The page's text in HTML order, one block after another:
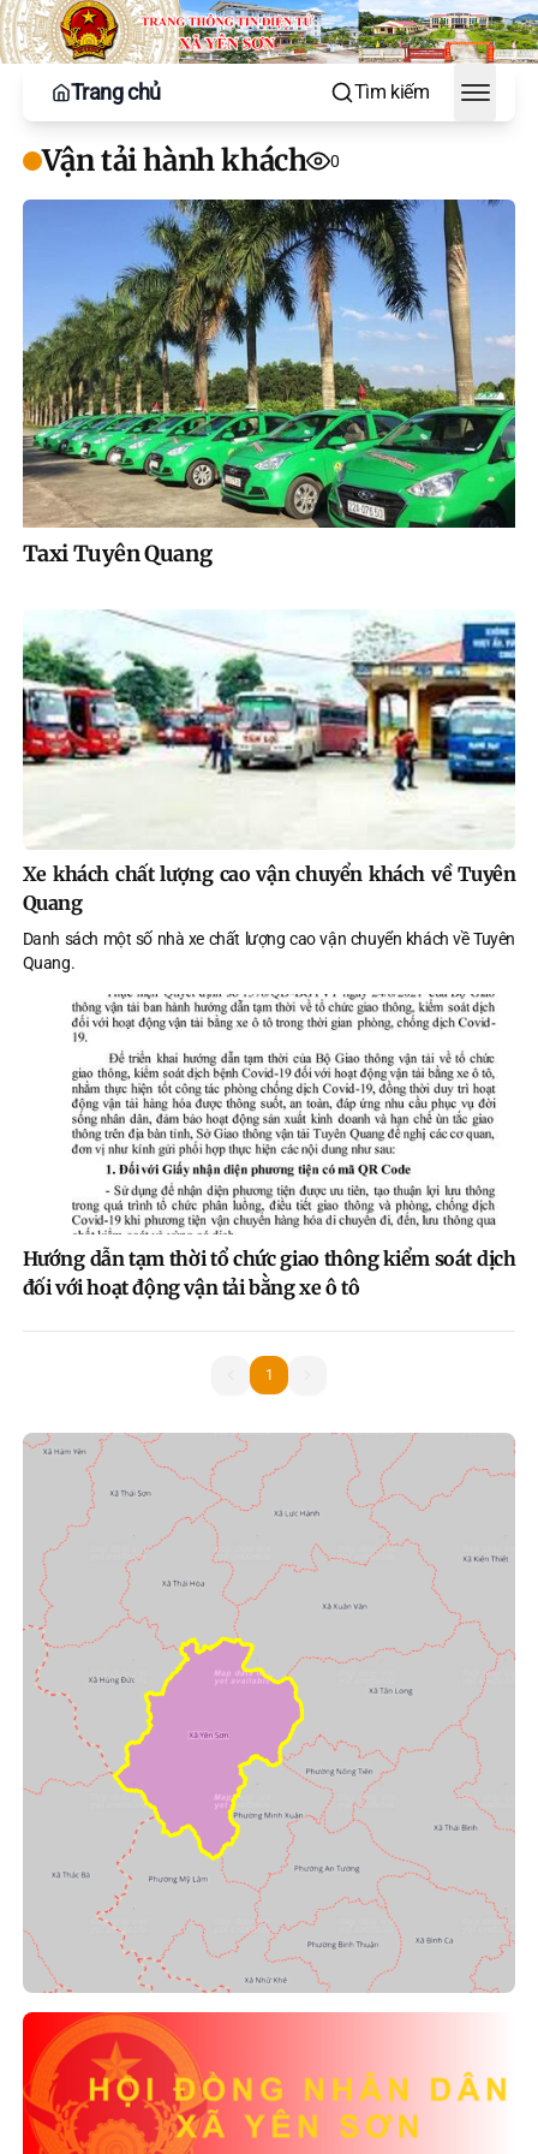
Trang chủ Tìm kiếm
Toggle
Vận tải hành khách 0
Taxi Tuyên Quang
Xe khách chất lượng cao vận chuyển khách về Tuyên
Quang
Danh sách một số nhà xe chất lượng cao vận chuyển khách về Tuyên
Quang.
Hướng dẫn tạm thời tổ chức giao thông kiểm soát dịch
đối với hoạt động vận tải bằng xe ô tô
11